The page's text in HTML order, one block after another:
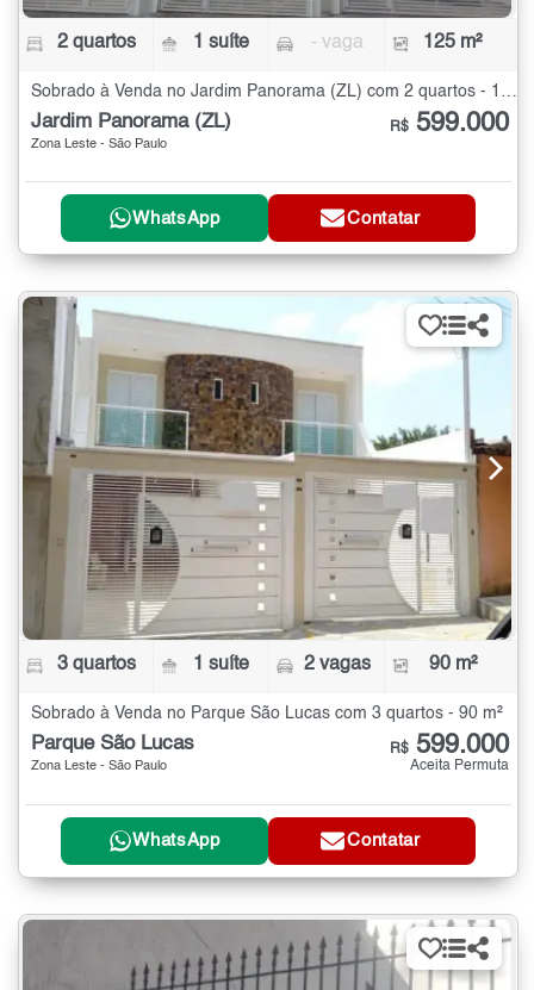
2 quartos 1 suíte - vaga 125 m²
Sobrado à Venda no Jardim Panorama (ZL) com 2 quartos - 125 m²
Jardim Panorama (ZL)
Zona Leste - São Paulo
R$ 599.000
WhatsApp Contatar
3 quartos 1 suíte 2 vagas 90 m²
Sobrado à Venda no Parque São Lucas com 3 quartos - 90 m²
Parque São Lucas
Zona Leste - São Paulo
R$ 599.000
Aceita Permuta
WhatsApp Contatar